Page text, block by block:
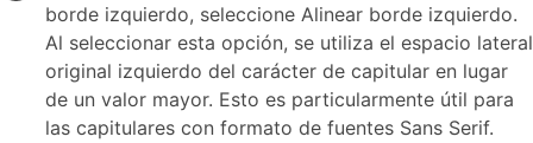
borde izquierdo, seleccione Alinear borde izquierdo.
Al seleccionar esta opción, se utiliza el espacio lateral
original izquierdo del carácter de capitular en lugar
de un valor mayor. Esto es particularmente útil para
las capitulares con formato de fuentes Sans Serif.